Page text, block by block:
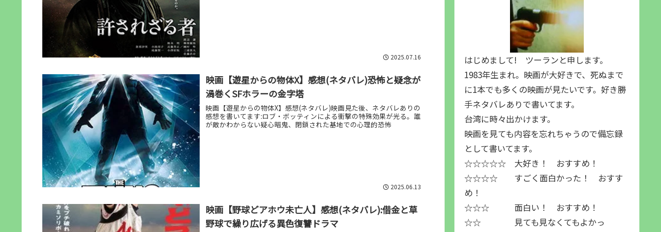
2025.07.16
映画【遊星からの物体X】感想(ネタバレ)恐怖と疑念が
渦巻くSFホラーの金字塔
映画【遊星からの物体X】感想(ネタバレ)映画見た後、ネタバレありの
感想を書いてます:ロブ・ボッティンによる衝撃の特殊効果が光る。誰
が敵かわからない疑心暗鬼、閉鎖された基地での心理的恐怖
2025.06.13
映画【野球どアホウ未亡人】感想(ネタバレ):借金と草
野球で繰り広げる異色復讐ドラマ
はじめまして! ツーランと申します。
1983年生まれ。映画が大好きで、死ぬまで
に1本でも多くの映画が見たいです。好き勝
手ネタバレありで書いてます。
台湾に時々出かけます。
映画を見ても内容を忘れちゃうので備忘録
として書いてます。
☆☆☆☆☆ 大好き！ おすすめ！
☆☆☆☆ すごく面白かった！ おすす
め！
☆☆☆ 面白い！ おすすめ！
☆☆ 見ても見なくてもよかっ